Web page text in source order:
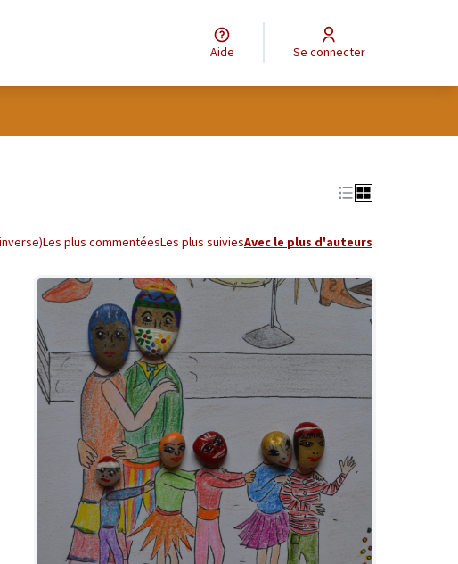
Aide Se connecter
Les plus commentéesLes plus suiviesAvec le plus d'auteurs